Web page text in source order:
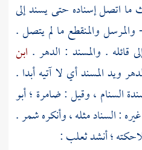
ما اتصل إسناده حتى يسند إلى
والمنقطع ما لم يتصل .
قائله . والمسند : الدهر . ابن
ويد المسند أي لا آتيه أبدا .
السنام ، وقيل : ضامرة ؛أبو
: السناد مثله ، وأنكرهشمر.
؛ أنشدثعلب: